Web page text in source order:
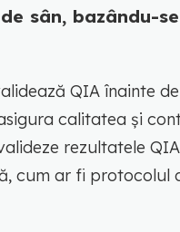
sân, bazându-
QIA înainte
calitatea și
rezultatele
cum ar fi protocolul